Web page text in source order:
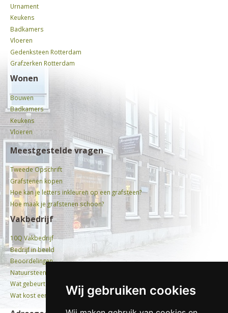
Wij gebruiken cookies
Urnament
Keukens
Badkamers
Vloeren
Gedenksteen Rotterdam
Grafzerken Rotterdam
Wonen
Bouwen
Badkamers
Keukens
Vloeren
Meestgestelde vragen
Tweede Opschrift
Grafstenen kopen
Hoe kan je letters inkleuren op een grafsteen?
Hoe maak je grafstenen schoon?
Vakbedrijf
10Q Vakbedrijf
Bedrijf in beeld
Beoordelingen
Natuursteen
Wat gebeurt er met oude grafstenen?
Wat kost een graf?